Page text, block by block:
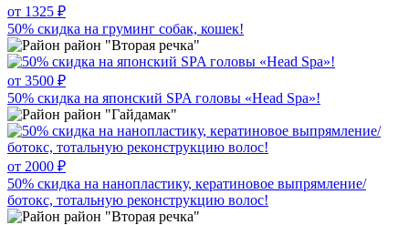
от 1325 ₽
50% скидка на груминг собак, кошек!
район "Вторая речка"
от 3500 ₽
50% скидка на японский SPA головы «Head Spa»!
район "Гайдамак"
от 2000 ₽
50% скидка на нанопластику, кератиновое выпрямление/
ботокс, тотальную реконструкцию волос!
район "Вторая речка"